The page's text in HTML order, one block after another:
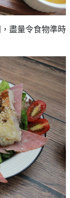
盡量令食物準時